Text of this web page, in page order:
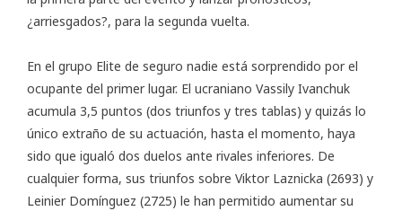
¿arriesgados?, para la segunda vuelta.
En el grupo Elite de seguro nadie está sorprendido por el
ocupante del primer lugar. El ucraniano Vassily Ivanchuk
acumula 3,5 puntos (dos triunfos y tres tablas) y quizás lo
único extraño de su actuación, hasta el momento, haya
sido que igualó dos duelos ante rivales inferiores. De
cualquier forma, sus triunfos sobre Viktor Laznicka (2693) y
Leinier Domínguez (2725) le han permitido aumentar su